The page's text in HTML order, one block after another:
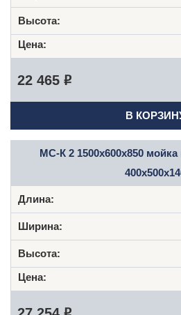
22 465 Р
В
МС-К 2 1500x600x850